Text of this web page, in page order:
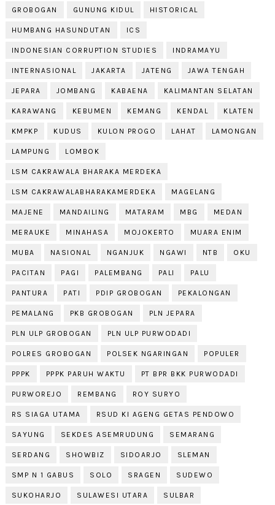
GROBOGAN GUNUNG KIDUL HISTORICAL
HUMBANG HASUNDUTAN ICS
INDONESIAN CORRUPTION STUDIES INDRAMAYU
INTERNASIONAL JAKARTA JATENG JAWA TENGAH
JEPARA JOMBANG KABAENA KALIMANTAN SELATAN
KARAWANG KEBUMEN KEMANG KENDAL KLATEN
KMPKP KUDUS KULON PROGO LAHAT LAMONGAN
LAMPUNG LOMBOK
LSM CAKRAWALA BHARAKA MERDEKA
LSM CAKRAWALABHARAKAMERDEKA MAGELANG
MAJENE MANDAILING MATARAM MBG MEDAN
MERAUKE MINAHASA MOJOKERTO MUARA ENIM
MUBA NASIONAL NGANJUK NGAWI NTB OKU
PACITAN PAGI PALEMBANG PALI PALU
PANTURA PATI PDIP GROBOGAN PEKALONGAN
PEMALANG PKB GROBOGAN PLN JEPARA
PLN ULP GROBOGAN PLN ULP PURWODADI
POLRES GROBOGAN POLSEK NGARINGAN POPULER
PPPK PPPK PARUH WAKTU PT BPR BKK PURWODADI
PURWOREJO REMBANG ROY SURYO
RS SIAGA UTAMA RSUD KI AGENG GETAS PENDOWO
SAYUNG SEKDES ASEMRUDUNG SEMARANG
SERDANG SHOWBIZ SIDOARJO SLEMAN
SMP N 1 GABUS SOLO SRAGEN SUDEWO
SUKOHARJO SULAWESI UTARA SULBAR